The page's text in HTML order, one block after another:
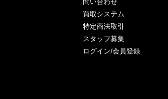
買取システム
特定商法取引
スタッフ募集
ログイン/会員登録